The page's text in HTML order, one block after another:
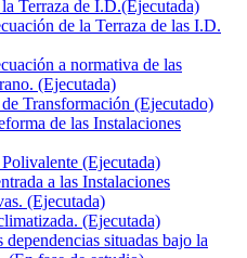
Terraza de I.D.(Ejecutada)
de la Terraza de las I.D.
a normativa de las
(Ejecutada)
Transformación (Ejecutado)
de las Instalaciones
(Ejecutada)
a las Instalaciones
(Ejecutada)
(Ejecutada)
dependencias situadas bajo la